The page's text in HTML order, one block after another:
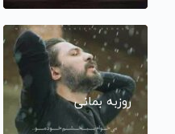
روزبه بمانی